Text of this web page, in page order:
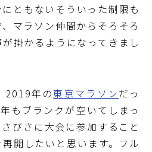
ともないそういった制限も
マラソン仲間からそろそろ
掛かるようになってきまし
2019年の東京マラソンだっ
もブランクが空いてしまっ
びさに大会に参加すること
開したいと思います。フル